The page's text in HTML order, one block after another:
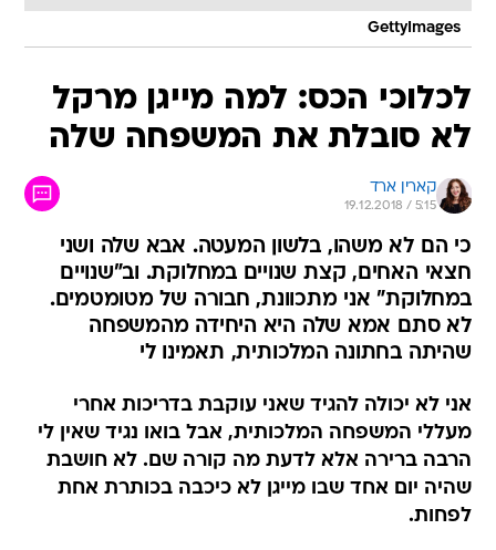
GettyImages
לכלוכי הכס: למה מייגן מרקל
לא סובלת את המשפחה שלה
קארין ארד
19.12.2018 / 5:15
כי הם לא משהו, בלשון המעטה. אבא שלה ושני
חצאי האחים, קצת שנויים במחלוקת. וב"שנויים
במחלוקת" אני מתכוונת, חבורה של מטומטמים.
לא סתם אמא שלה היא היחידה מהמשפחה
שהיתה בחתונה המלכותית, תאמינו לי
אני לא יכולה להגיד שאני עוקבת בדריכות אחרי
מעללי המשפחה המלכותית, אבל בואו נגיד שאין לי
הרבה ברירה אלא לדעת מה קורה שם. לא חושבת
שהיה יום אחד שבו מייגן לא כיכבה בכותרת אחת
לפחות.